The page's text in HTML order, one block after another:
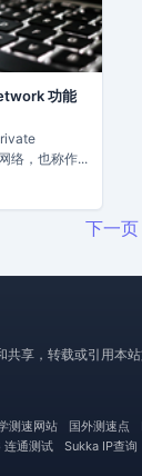
功能
络，也称作...
下一页
，转载或引用本
测速网站 国外测速点
连通测试 Sukka IP查询